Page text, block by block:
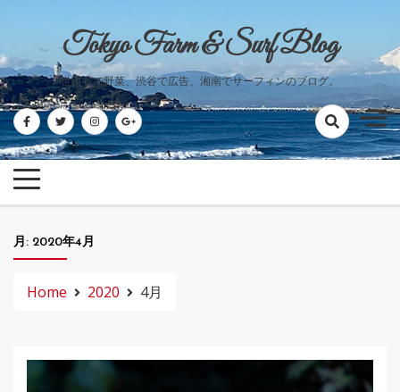
content
Tokyo Farm & Surf Blog
世田谷で野菜、渋谷で広告、湘南でサーフィンのブログ。
月: 2020年4月
Home 2020 4月